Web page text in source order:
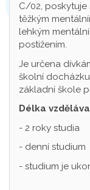
C/02, poskytuje
těžkým
lehkým
postižením.
Je určena
školní
základní škole
Délka
- 2 roky studia
- denní studium
- studium je